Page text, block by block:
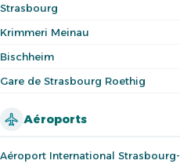
Strasbourg
Krimmeri Meinau
Bischheim
Gare de Strasbourg Roethig
Aéroports
Aéroport International Strasbourg-